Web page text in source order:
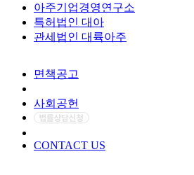
아주기업경영연구소
특허법인 대아
관세법인 대륙아주
면책공고
사회공헌
CONTACT US